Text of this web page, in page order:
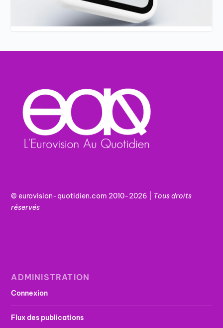
© eurovision-quotidien.com 2010-2026 | Tousdroits
réservés
ADMINISTRATION
Connexion
Flux des publications